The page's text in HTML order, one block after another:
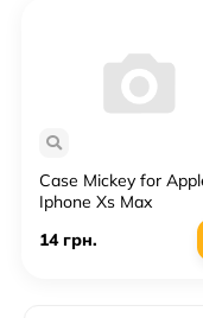
Case Mickey for
Iphone Xs Max
14 грн.